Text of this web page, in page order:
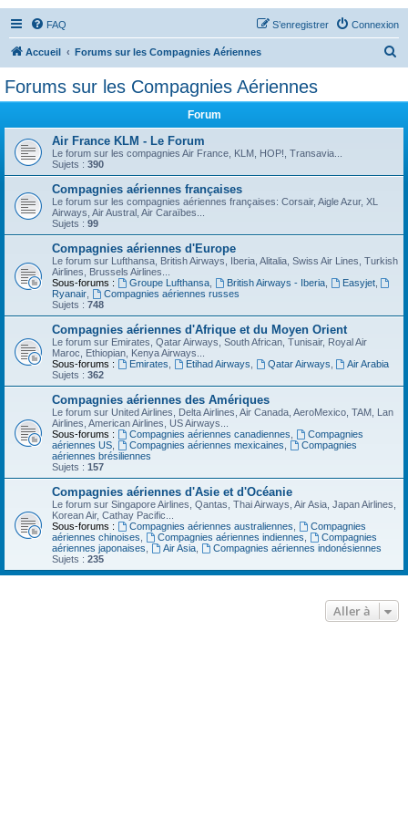
FAQ Connexion
S’enregistrer
Accueil Forums sur les Compagnies Aériennes
Forums sur les Compagnies Aériennes
Forum
Air France KLM - Le Forum
Le forum sur les compagnies Air France, KLM, HOP!, Transavia...
Sujets : 390
Compagnies aériennes françaises
Le forum sur les compagnies aériennes françaises: Corsair, Aigle Azur, XL
Airways, Air Austral, Air Caraïbes...
Sujets : 99
Compagnies aériennes d'Europe
Le forum sur Lufthansa, British Airways, Iberia, Alitalia, Swiss Air Lines, Turkish
Airlines, Brussels Airlines...
Sous-forums :
Groupe Lufthansa, British Airways - Iberia, Easyjet,
Ryanair
Compagnies aériennes russes
Sujets : 748
Compagnies aériennes d'Afrique et du Moyen Orient
Le forum sur Emirates, Qatar Airways, South African, Tunisair, Royal Air
Maroc, Ethiopian, Kenya Airways...
Sous-forums :
Emirates Etihad Airways Qatar Airways
Air Arabia
Sujets : 362
Compagnies aériennes des Amériques
Le forum sur United Airlines, Delta Airlines, Air Canada, AeroMexico, TAM, Lan
Airlines, American Airlines, US Airways...
Sous-forums :
Compagnies aériennes canadiennes
Compagnies
aériennes US
Compagnies aériennes mexicaines
Compagnies
aériennes brésiliennes
Sujets : 157
Compagnies aériennes d'Asie et d'Océanie
Le forum sur Singapore Airlines, Qantas, Thai Airways, Air Asia, Japan Airlines,
Korean Air, Cathay Pacific...
Sous-forums :
Compagnies aériennes australiennes
Compagnies
aériennes chinoises
Compagnies aériennes indiennes
Compagnies
aériennes japonaises
Air Asia,
Compagnies aériennes indonésiennes
Sujets : 235
Aller à